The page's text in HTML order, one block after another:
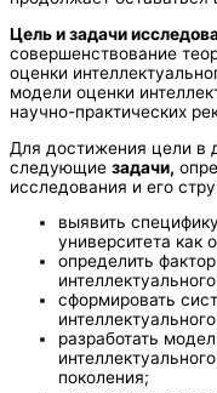
Цель и задачи
совершенствование
оценки
модели оценки
научно-практических
Для достижения цели в
следующие задачи,
исследования и его
выявить
университета как
определить
сформировать
разработать
поколения;